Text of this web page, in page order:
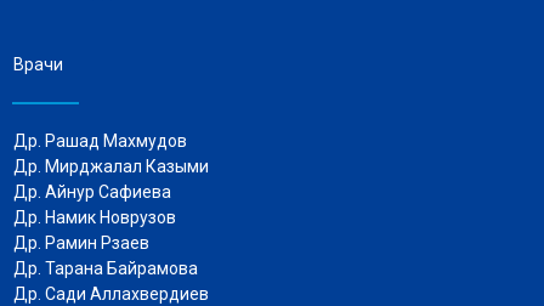
Врачи
Др. Рашад Махмудов
Др. Мирджалал Казыми
Др. Айнур Сафиева
Др. Намик Новрузов
Др. Рамин Рзаев
Др. Тарана Байрамова
Др. Сади Аллахвердиев